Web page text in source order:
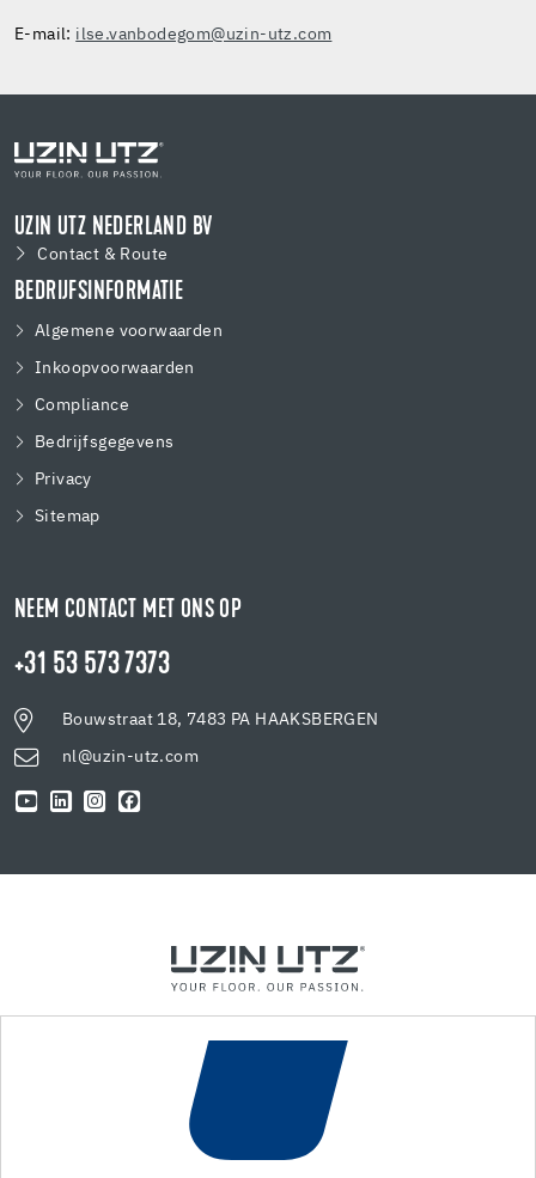
E-mail: ilse.vanbodegom@uzin-utz.com
UZIN UTZ NEDERLAND BV
Contact & Route
BEDRIJFSINFORMATIE
Algemene voorwaarden
Inkoopvoorwaarden
Compliance
Bedrijfsgegevens
Privacy
Sitemap
NEEM CONTACT MET ONS OP
+31 53 573 7373
Bouwstraat 18, 7483 PA HAAKSBERGEN
nl@uzin-utz.com